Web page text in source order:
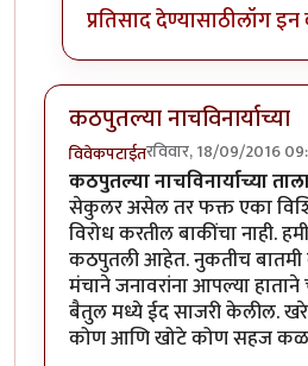
प्रतिसाद देण्यासाठीलॉग इन
कठपुतल्या नाचविनार्याच्या
विवेकपटाईतरविवार, 18/09/2016
कठपुतल्या नाचविनार्याच्या
सेकुलर असेल तर फक्त एका
विरोध करतील बाकींचा नाही.
कठपुतली आहेत. नुकतीच बातमी
मंचाने जनावरांना आपल्या
बैतुल मध्ये ईद साजरी केलील. खरे
कोण आणि खोटे कोण सहज